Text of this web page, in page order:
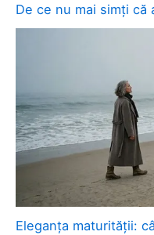
De ce nu mai simți că
Eleganța maturității: